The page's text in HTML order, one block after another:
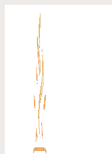
содержимому